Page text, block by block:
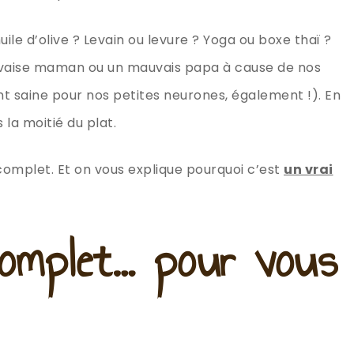
d’olive ? Levain ou levure ? Yoga ou boxe thaï ?
maman ou un mauvais papa à cause de nos
pour nos petites neurones, également !). En
la moitié du plat.
Et on vous explique pourquoi c’est un vrai
pour vous